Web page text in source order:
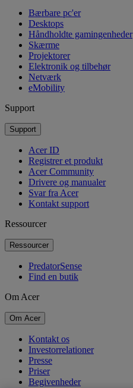
Bærbare pc'er
Desktops
Håndholdte gamingenheder
Skærme
Projektorer
Elektronik og tilbehør
Netværk
eMobility
Support
Support
Acer ID
Registrer et produkt
Acer Community
Drivere og manualer
Svar fra Acer
Kontakt support
Ressourcer
Ressourcer
PredatorSense
Find en butik
Om Acer
Om Acer
Kontakt os
Investorrelationer
Presse
Priser
Begivenheder